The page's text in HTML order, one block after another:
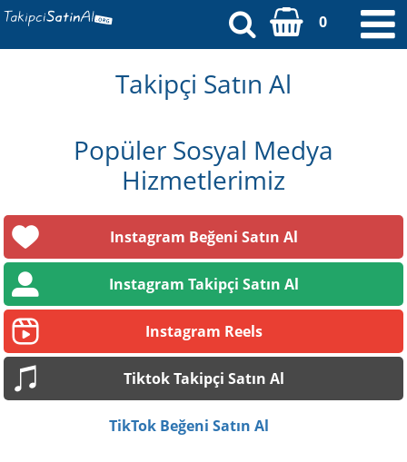
0
[email protected]
Kayıt Ol
Anasayfa
Sipariş Durumu
Ödeme Bildirimi
İletişim
Takipçi Satın Al
Popüler Sosyal Medya
Hizmetlerimiz
Instagram Beğeni Satın Al
Instagram Takipçi Satın Al
Instagram Reels
Tiktok Takipçi Satın Al
TikTok Beğeni Satın Al